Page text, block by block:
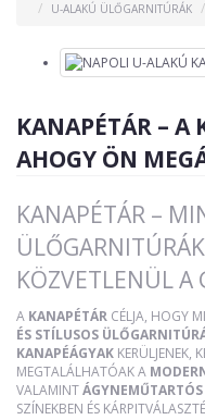
U-ALAKÚ ÜLŐGARNITÚRÁK
KANAPÉTÁR – A
AHOGY ÖN
KANAPÉTÁR –
KÖZVETLENÜL A
A KANAPÉTÁR CÉLJA, HOGY
ÉS STÍLUSOS
KANAPÉÁGYAK KERÜLJENEK,
MEGTALÁLHATÓAK A
VALAMINTÁGYNEMŰTARTÓS
SZÍNEKBEN ÉS